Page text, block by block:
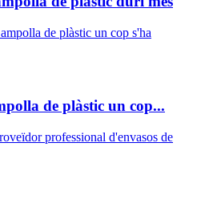
de plàstic un cop...